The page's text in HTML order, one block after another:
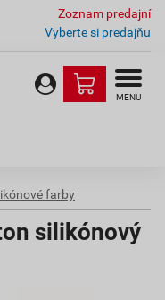
Zoznam predajní
Vyberte si predajňu
MENU
farby
silikónový